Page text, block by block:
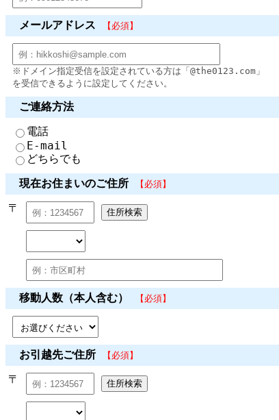
メールアドレス 【必須】
※ドメイン指定受信を設定されている方は「@the0123.com」
を受信できるように設定してください。
ご連絡方法
電話
E-mail
どちらでも
現在お住まいのご住所
【必須】
〒
移動人数（本人含む） 【必須】
お引越先ご住所 【必須】
〒